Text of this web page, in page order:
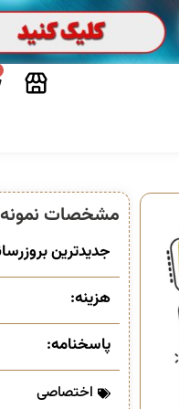
مشخصات
جدیدترین
هزینه:
پاسخنامه:
اختصاصی